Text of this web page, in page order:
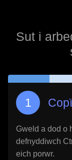
Sut i
Gweld a dod o
defnyddiwch
eich porwr.